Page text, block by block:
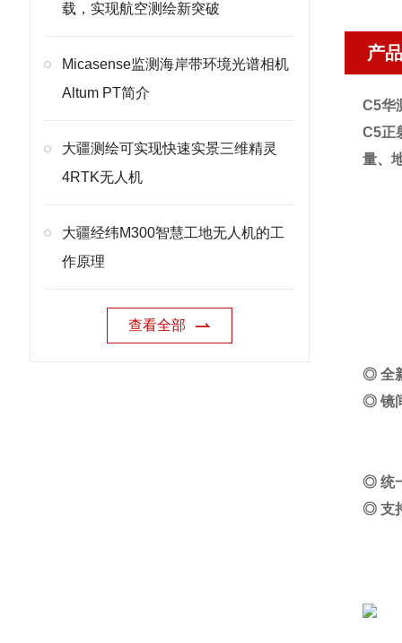
载，实现航空测绘新突破
Micasense监测海岸带环境光谱相机
Altum PT简介
大疆测绘可实现快速实景三维精灵
4RTK无人机
大疆经纬M300智慧工地无人机的工
作原理
查看全部
产
C5华
C5正
量、
◎ 全
◎ 镜
◎ 统
◎ 支